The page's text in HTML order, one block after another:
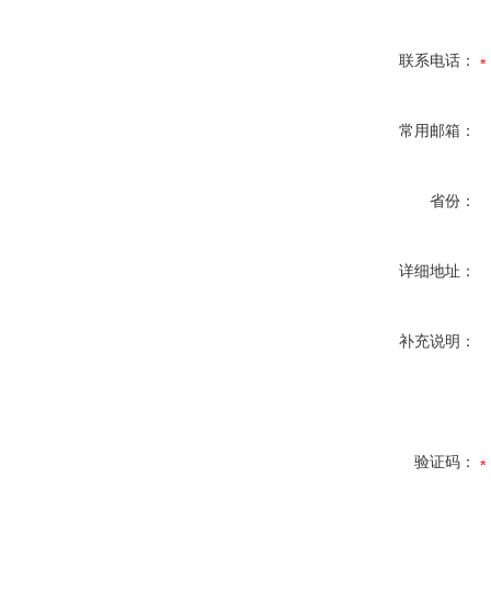
联系电话：
常用邮箱：
省份：
详细地址：
补充说明：
验证码：